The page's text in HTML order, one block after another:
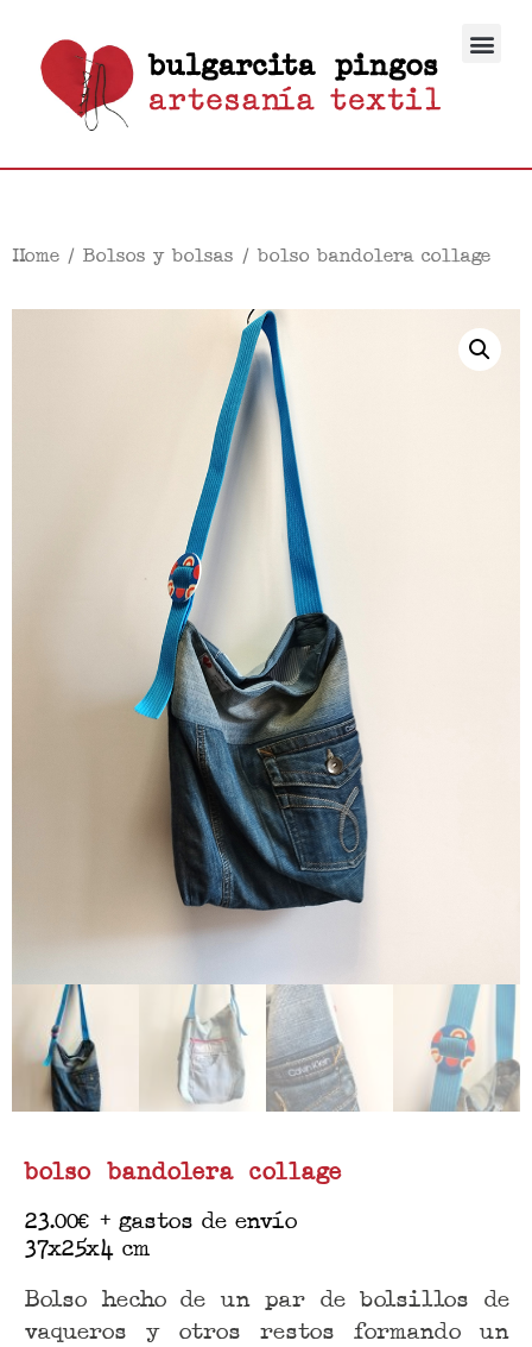
Home/ Bolsos y bolsas / bolso bandolera collage
bolso bandolera collage
23.00€ + gastos de envío
37x25x4 cm
Bolso hecho de un par de bolsillos de
vaqueros y otros restos formando un